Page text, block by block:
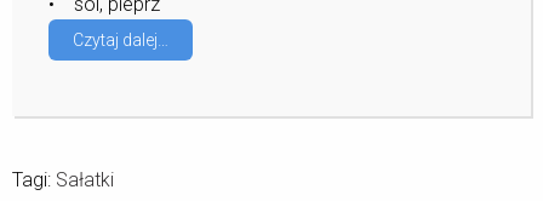
Czytaj dalej…
Tagi: Sałatki